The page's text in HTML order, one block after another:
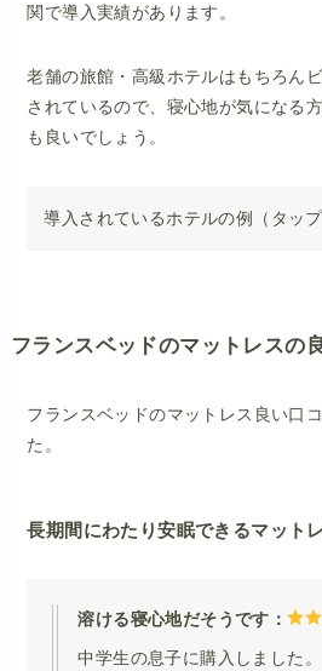
関で導入実績があります。
老舗の旅館・高級ホテルはもちろん
されているので、寝心地が気になる
も良いでしょう。
導入されているホテルの例（タップ
フランスベッドのマットレスの
フランスベッドのマットレス良い口
た。
長期間にわたり安眠できるマット
溶ける寝心地だそうです：
中学生の息子に購入しました。